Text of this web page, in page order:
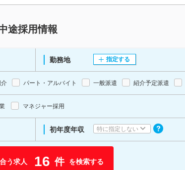
途採用情報
勤務地 指定する
介 パート・アルバイト 一般派遣 紹介予定派遣
マネジャー採用
初年度年収 特に指定しない
う求人 16 件 を検索する